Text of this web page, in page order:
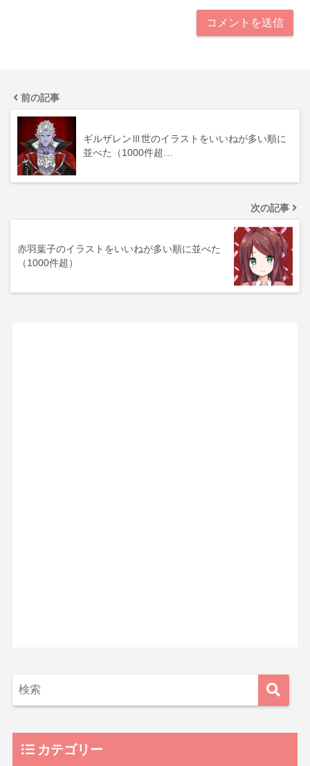
前の記事
ギルザレンⅢ世のイラストをいいねが多い順に
並べた（1000件超…
次の記事
赤羽葉子のイラストをいいねが多い順に並べた
（1000件超）
カテゴリー